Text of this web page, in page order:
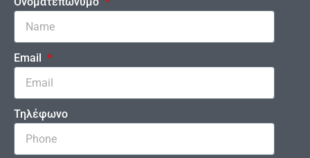
Email
Τηλέφωνο